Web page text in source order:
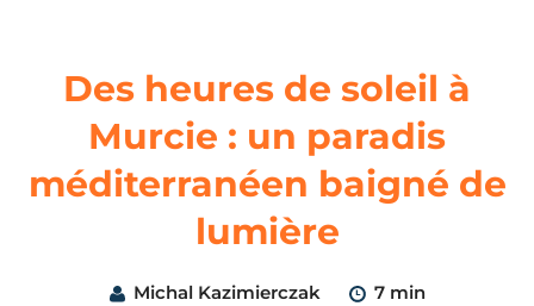
Des heures de soleil à
Murcie : un paradis
méditerranéen baigné de
lumière
Michal Kazimierczak 7 min